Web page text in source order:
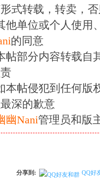
式转载，转卖，
他单位或个人使用
的同意
帖部分内容转载自
本帖侵犯到任何版
深的歉意
幽Nani管理员和版
分享到: QQ好